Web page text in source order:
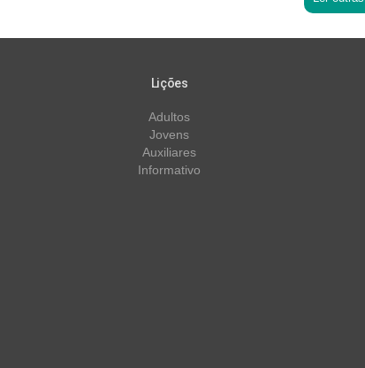
Lições
Adultos
Jovens
Auxiliares
Informativo